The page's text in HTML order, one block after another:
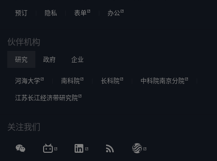
预订 隐私 表单 办公
伙伴机构
研究 政府 企业
河海大学 南科院 长科院 中科院南京分院
江苏长江经济带研究院
关注我们